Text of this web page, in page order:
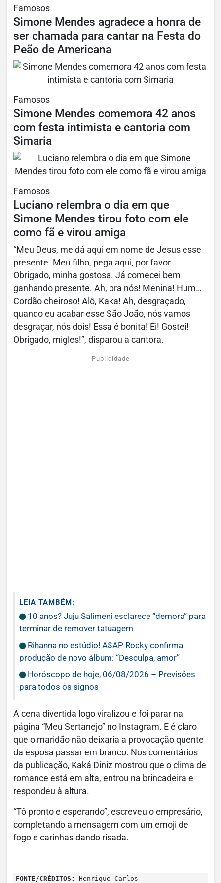
Famosos
Simone Mendes agradece a honra de
ser chamada para cantar na Festa do
Peão de Americana
Famosos
Simone Mendes comemora 42 anos
com festa intimista e cantoria com
Simaria
Famosos
Luciano relembra o dia em que
Simone Mendes tirou foto com ele
como fã e virou amiga
“Meu Deus, me dá aqui em nome de Jesus esse
presente. Meu filho, pega aqui, por favor.
Obrigado, minha gostosa. Já comecei bem
ganhando presente. Ah, pra nós! Menina! Hum…
Cordão cheiroso! Alô, Kaka! Ah, desgraçado,
quando eu acabar esse São João, nós vamos
desgraçar, nós dois! Essa é bonita! Ei! Gostei!
Obrigado, migles!”, disparou a cantora.
Publicidade
LEIA TAMBÉM:
10 anos? Juju Salimeni esclarece “demora” para
terminar de remover tatuagem
Rihanna no estúdio! A$AP Rocky confirma
produção de novo álbum: “Desculpa, amor”
Horóscopo de hoje, 06/08/2026 – Previsões
para todos os signos
A cena divertida logo viralizou e foi parar na
página “Meu Sertanejo” no Instagram. E é claro
que o maridão não deixaria a provocação quente
da esposa passar em branco. Nos comentários
da publicação, Kaká Diniz mostrou que o clima de
romance está em alta, entrou na brincadeira e
respondeu à altura.
“Tô pronto e esperando”, escreveu o empresário,
completando a mensagem com um emoji de
fogo e carinhas dando risada.
FONTE/CRÉDITOS: Henrique Carlos